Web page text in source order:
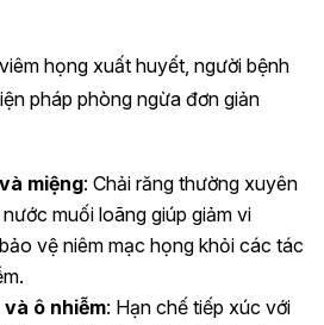
họng xuất huyết, người bệnh
pháp phòng ngừa đơn giản
miệng: Chải răng thường xuyên
muối loãng giúp giảm vi
vệ niêm mạc họng khỏi các tác
ô nhiễm: Hạn chế tiếp xúc với